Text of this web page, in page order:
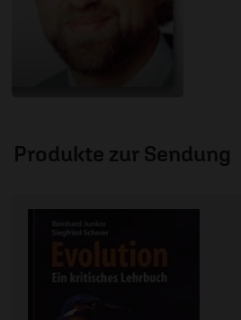
Produkte zur Sendung